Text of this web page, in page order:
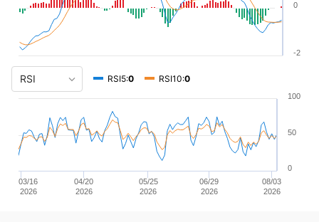
-2
0
RSI5:0 RSI10:0
08/03
2026
03/16
2026
04/20
2026
05/25
2026
06/29
2026
0
50
100